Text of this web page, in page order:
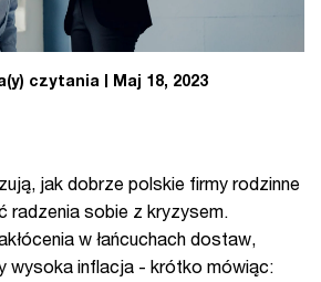
czytania Maj 18, 2023
jak dobrze polskie firmy rodzinne
radzenia sobie z kryzysem.
w łańcuchach dostaw,
wysoka inflacja - krótko mówiąc: